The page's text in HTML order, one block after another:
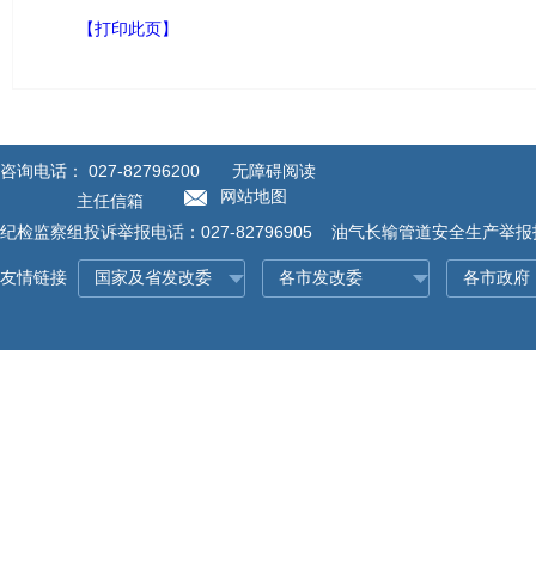
【打印此页】
咨询电话： 027-82796200
无障碍阅读
主任信箱
网站地图
纪检监察组投诉举报电话：027-82796905 油气长输管道安全生产举
友情链接